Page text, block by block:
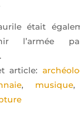
était
l’ar­mée
article:
, musique